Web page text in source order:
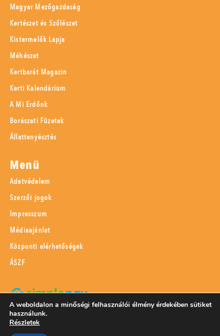
Magyar Mezőgazdaság
Kertészet és Szőlészet
Kistermelők Lapja
Méhészet
Kertbarát Magazin
Kerti Kalendárium
A Mi Erdőnk
Borászati Füzetek
Állattenyésztés
Menü
Adatvédelem
Szerzői jogok
Impresszum
Médiaajánlat
Központi elérhetőségek
ÁSZF
SimplePay adattovábbítási nyilatkozat
A weboldalon a minőségi felhasználói élmény érdekében sütiket
használunk.
Részletek